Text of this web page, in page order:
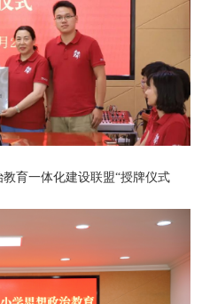
育一体化建设联盟“授牌仪式